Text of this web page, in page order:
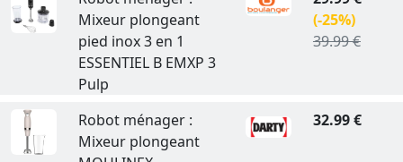
Mixeur plongeant
pied inox 3 en 1
ESSENTIEL B EMXP 3
Pulp
(-25%)
39.99 €
Robot ménager :
Mixeur plongeant
32.99 €